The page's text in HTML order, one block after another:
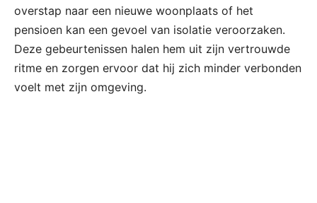
overstap naar een nieuwe woonplaats of het
pensioen kan een gevoel van isolatie veroorzaken.
Deze gebeurtenissen halen hem uit zijn vertrouwde
ritme en zorgen ervoor dat hij zich minder verbonden
voelt met zijn omgeving.